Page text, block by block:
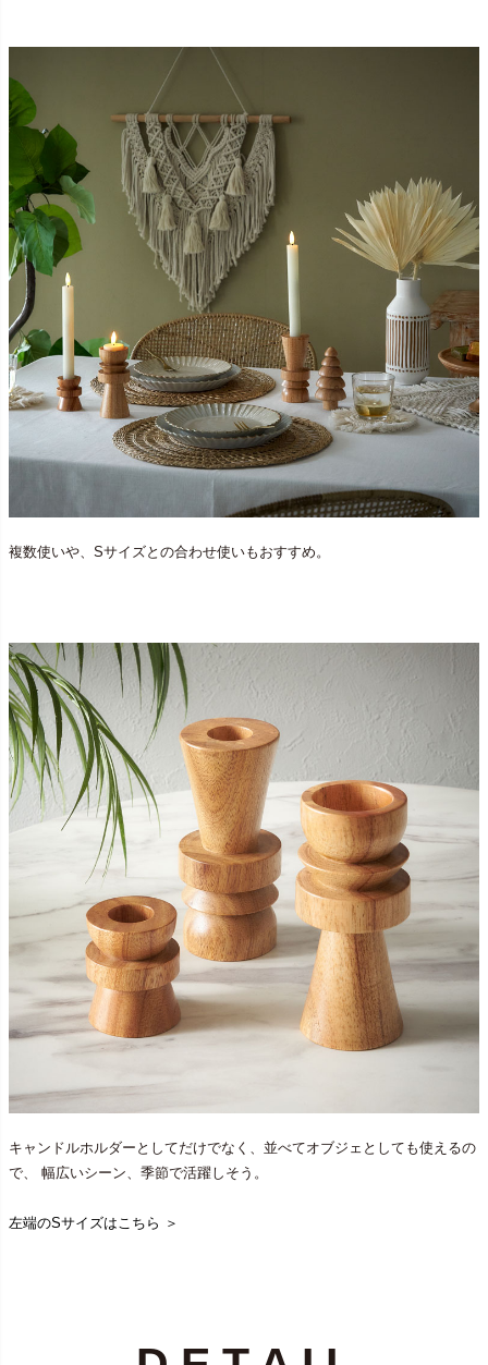
複数使いや、Sサイズとの合わせ使いもおすすめ。
キャンドルホルダーとしてだけでなく、並べてオブジェとしても使えるの
で、 幅広いシーン、季節で活躍しそう。
左端のSサイズはこちら ＞